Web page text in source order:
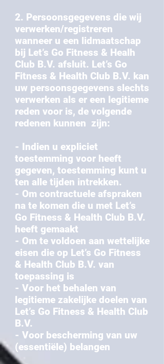
2. Persoonsgegevens die wij
verwerken/registreren
wanneer u een lidmaatschap
bij Let’s Go Fitness & Healh
Club B.V. afsluit. Let’s Go
Fitness & Health Club B.V. kan
uw persoonsgegevens slechts
verwerken als er een legitieme
reden voor is, de volgende
redenen kunnen zijn:
- Indien u expliciet
toestemming voor heeft
gegeven, toestemming kunt u
ten alle tijden intrekken.
- Om contractuele afspraken
na te komen die u met Let’s
Go Fitness & Health Club B.V.
heeft gemaakt
- Om te voldoen aan wettelijke
eisen die op Let’s Go Fitness
& Health Club B.V. van
toepassing is
- Voor het behalen van
legitieme zakelijke doelen van
Let’s Go Fitness & Health Club
B.V.
- Voor bescherming van uw
(essentiële) belangen